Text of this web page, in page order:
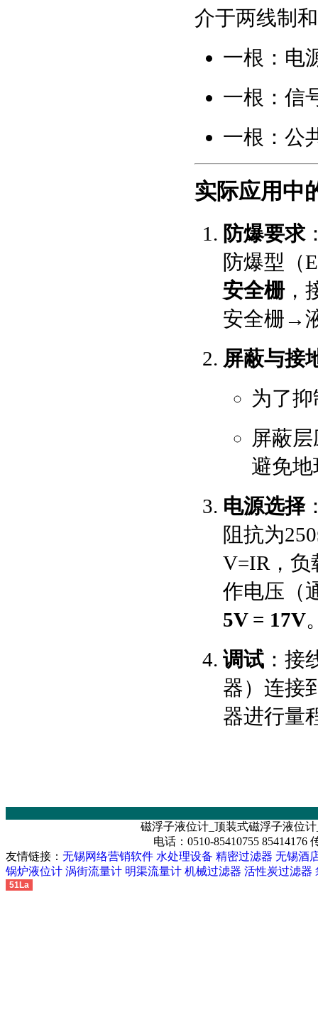
介于两线制
一根：电
一根：信
一根：公
实际应用中
防爆要求
防爆型（
安全栅，
安全栅→
屏蔽与接
为了
屏蔽
避免
电源选择
阻抗为
V=IR，负
作电压（
5V = 17V
调试 ：接
器）连接
器进行量
磁浮子液位计_顶装式磁浮子液位
电话：0510-85410755 85414176
友情链接： 无锡网络营销软件 水处理设备 精密过滤器 无锡酒
锅炉液位计 涡街流量计 明渠流量计 机械过滤器 活性炭过滤器
51La